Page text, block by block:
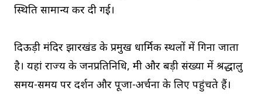
स्थिति सामान्य कर दी गई।
दिऊड़ी मंदिर झारखंड के प्रमुख धार्मिक स्थलों में गिना जाता
है। यहां राज्य के जनप्रतिनिधि, मंत्री और बड़ी संख्या में श्रद्धालु
समय-समय पर दर्शन और पूजा-अर्चना के लिए पहुंचते हैं।